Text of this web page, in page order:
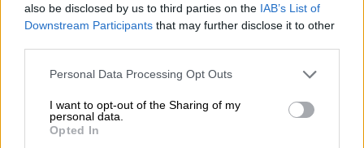
also be disclosed by us to third parties on the IAB’s List of
Downstream Participants that may further disclose it to other
Please note that this website/app uses one or more Google
not limited to your visit or usage behaviour. You may click to
grant or deny consent to Google and its third-party tags to
use your data for below specified purposes in below Google
Personal Data Processing Opt Outs
I want to opt-out of the Sharing of my
personal data.
Opted In
video